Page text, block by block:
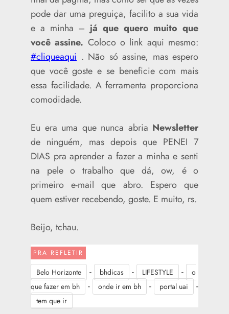
pode dar uma preguiça, facilito a sua vida
e a minha – já que quero muito que
você assine. Coloco o link aqui mesmo:
#cliqueaqui . Não só assine, mas espero
que você goste e se beneficie com mais
essa facilidade. A ferramenta proporciona
comodidade.
Eu era uma que nunca abria Newsletter
de ninguém, mas depois que PENEI 7
DIAS pra aprender a fazer a minha e senti
na pele o trabalho que dá, ow, é o
primeiro e-mail que abro. Espero que
quem estiver recebendo, goste. E muito, rs.
Beijo, tchau.
PRA REFLETIR
Belo Horizonte - bhdicas - LIFESTYLE -
o
que fazer em bh
- onde ir em bh - portal uai -
tem que ir